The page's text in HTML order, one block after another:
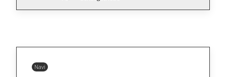
Navi